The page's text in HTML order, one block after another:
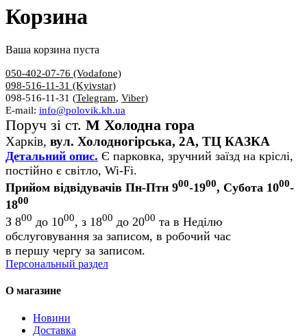
Корзина
Ваша корзина пуста
050-402-07-76 (Vodafone)
098-516-11-31 (Kyivstar)
098-516-11-31 (Telegram, Viber)
E-mail: info@polovik.kh.ua
Поруч зі ст. М Холодна гора
Харків, вул. Холодногірська, 2А, ТЦ КАЗКА
Детальний опис. Є парковка, зручний заїзд на кріслі,
постійно є світло, Wi-Fi.
Прийом відвідувачів Пн-Птн 900-1900, Субота 1000-
1800
З 800 до 1000, з 1800 до 2000 та в Неділю
обслуговування за записом, в робочий час
в першу чергу за записом.
Персональный раздел
О магазине
Новини
Доставка